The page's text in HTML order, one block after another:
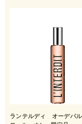
ランテルディ オーデパ